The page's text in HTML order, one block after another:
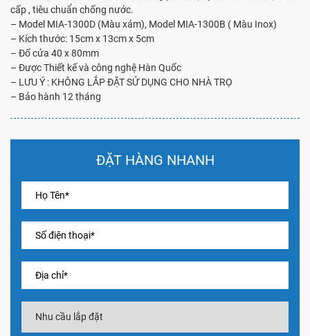
cấp , tiêu chuẩn chống nước.
– Model MIA-1300D (Màu xám), Model MIA-1300B ( Màu Inox)
– Kích thước: 15cm x 13cm x 5cm
– Đố cửa 40 x 80mm
– Được Thiết kế và công nghệ Hàn Quốc
– LƯU Ý : KHÔNG LẮP ĐẶT SỬ DỤNG CHO NHÀ TRỌ
– Bảo hành 12 tháng
ĐẶT HÀNG NHANH